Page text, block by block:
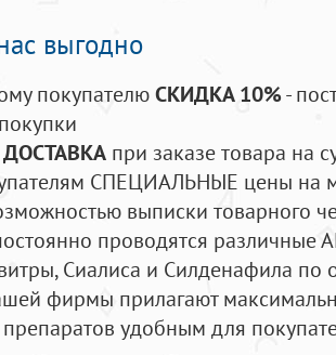
выгодно
покупателюСКИДКА 10%-
при заказе товара на
СПЕЦИАЛЬНЫЕ цены на
выписки товарного
проводятся
Сиалиса и Силденафила по
фирмы прилагают
удобным для